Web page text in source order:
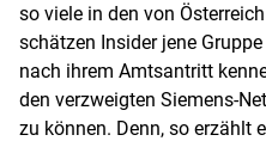
so viele in den von
schätzen Insider jene
nach ihrem Amtsantritt
den verzweigten Siemens-
zu können. Denn, so erzählt